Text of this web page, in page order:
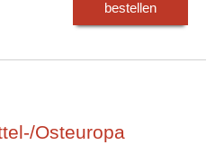
bestellen
Osteuropa